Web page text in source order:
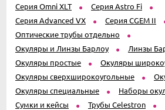
Серия Omni XLT
Серия Astro Fi
Серия Advanced VX
Серия CGEM II
Оптические трубы отдельно
Окуляры и Линзы Барлоу
Линзы
Окуляры простые
Окуляры
Окуляры сверхширокоугольные
Окуляры специальные
Наборы
Сумки и кейсы
Трубы Celestron